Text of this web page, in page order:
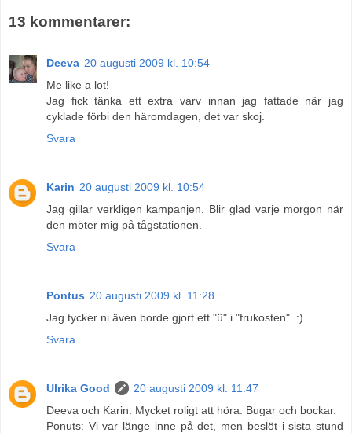
13 kommentarer:
Deeva 20 augusti 2009 kl. 10:54
Me like a lot!
Jag fick tänka ett extra varv innan jag fattade när jag
cyklade förbi den häromdagen, det var skoj.
Svara
Karin 20 augusti 2009 kl. 10:54
Jag gillar verkligen kampanjen. Blir glad varje morgon när
den möter mig på tågstationen.
Svara
Pontus 20 augusti 2009 kl. 11:28
Jag tycker ni även borde gjort ett "ü" i "frukosten". :)
Svara
Ulrika Good
20 augusti 2009 kl. 11:47
Deeva och Karin: Mycket roligt att höra. Bugar och bockar.
Ponuts: Vi var länge inne på det, men beslöt i sista stund